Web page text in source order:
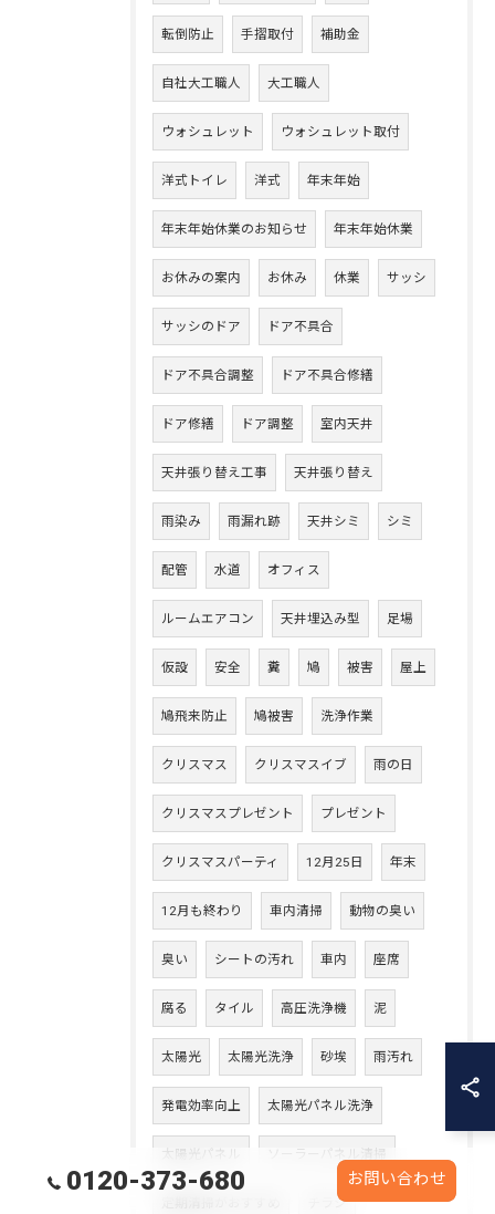
転倒防止 手摺取付 補助金
自社大工職人 大工職人
ウォシュレット ウォシュレット取付
洋式トイレ 洋式 年末年始
年末年始休業のお知らせ 年末年始休業
お休みの案内 お休み 休業 サッシ
サッシのドア ドア不具合
ドア不具合調整 ドア不具合修繕
ドア修繕 ドア調整 室内天井
天井張り替え工事 天井張り替え
雨染み 雨漏れ跡 天井シミ シミ
配管 水道 オフィス
ルームエアコン 天井埋込み型 足場
仮設 安全 糞 鳩 被害 屋上
鳩飛来防止 鳩被害 洗浄作業
クリスマス クリスマスイブ 雨の日
クリスマスプレゼント プレゼント
クリスマスパーティ 12月25日 年末
12月も終わり 車内清掃 動物の臭い
臭い シートの汚れ 車内 座席
腐る タイル 高圧洗浄機 泥
太陽光 太陽光洗浄 砂埃 雨汚れ
発電効率向上 太陽光パネル洗浄
太陽光パネル ソーラーパネル清掃
チラシ
0120-373-680 お問い合わせ